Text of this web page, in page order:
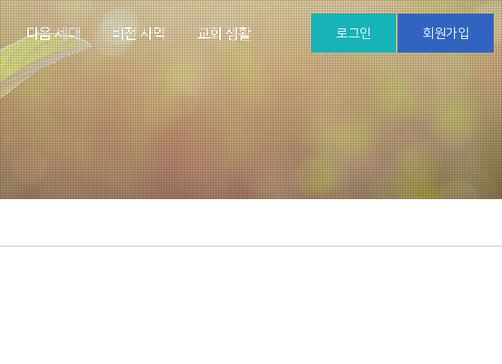
다음 세대 비전 사역 교회 생활 로그인 회원가입